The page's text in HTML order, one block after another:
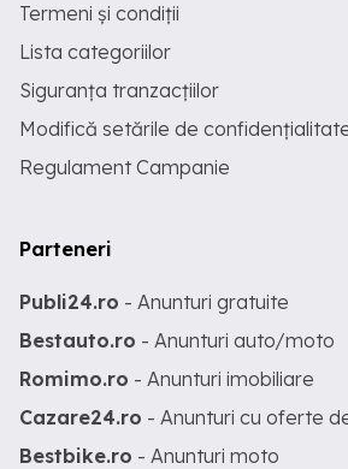
Termeni și condiții
Lista categoriilor
Siguranța tranzacțiilor
Modifică setările de
Regulament Campanie
Parteneri
Publi24.ro - Anunturi gratuite
Bestauto.ro - Anunturi auto/moto
Romimo.ro - Anunturi imobiliare
Cazare24.ro - Anunturi cu oferte
Bestbike.ro - Anunturi moto